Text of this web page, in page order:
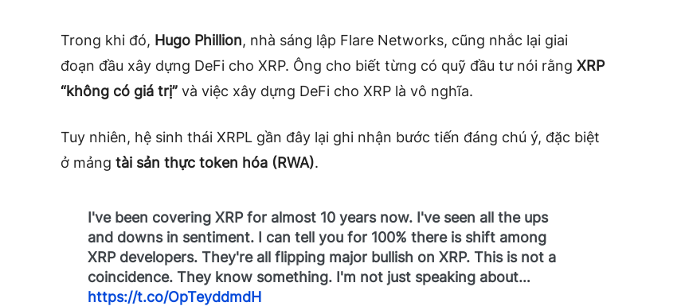
Trong khi đó, Hugo Phillion, nhà sáng lập Flare Networks, cũng nhắc lại giai
đoạn đầu xây dựng DeFi cho XRP. Ông cho biết từng có quỹ đầu tư nói rằng XRP
“không có giá trị” và việc xây dựng DeFi cho XRP là vô nghĩa.
Tuy nhiên, hệ sinh thái XRPL gần đây lại ghi nhận bước tiến đáng chú ý, đặc biệt
ở mảng tài sản thực token hóa (RWA).
I've been covering XRP for almost 10 years now. I've seen all the ups
and downs in sentiment. I can tell you for 100% there is shift among
XRP developers. They're all flipping major bullish on XRP. This is not a
coincidence. They know something. I'm not just speaking about…
https://t.co/OpTeyddmdH